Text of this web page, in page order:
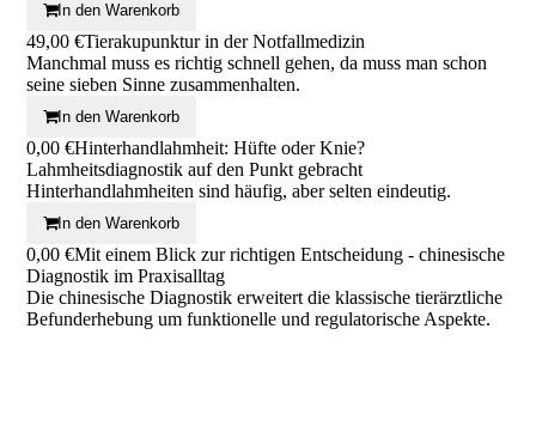
In den Warenkorb
49,00 €Tierakupunktur in der Notfallmedizin
Manchmal muss es richtig schnell gehen, da muss man schon
seine sieben Sinne zusammenhalten.
In den Warenkorb
0,00 €Hinterhandlahmheit: Hüfte oder Knie?
Lahmheitsdiagnostik auf den Punkt gebracht
Hinterhandlahmheiten sind häufig, aber selten eindeutig.
In den Warenkorb
0,00 €Mit einem Blick zur richtigen Entscheidung - chinesische
Diagnostik im Praxisalltag
Die chinesische Diagnostik erweitert die klassische tierärztliche
Befunderhebung um funktionelle und regulatorische Aspekte.